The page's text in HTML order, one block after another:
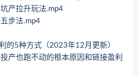
产拉升玩法.mp4
步法.mp4
的5种方式（2023年12月更新）
产也跑不动的根本原因和链接盈利